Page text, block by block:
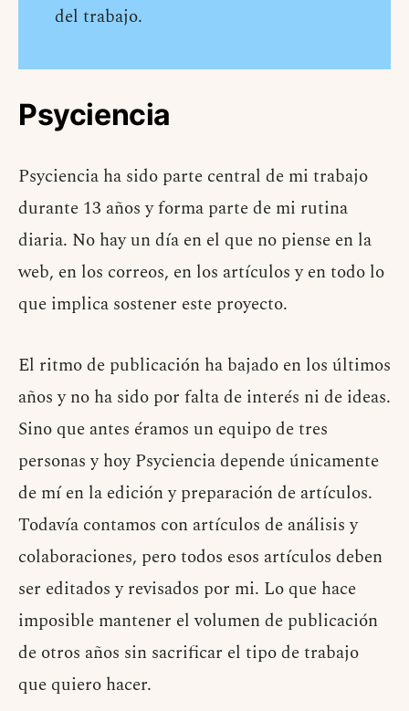
del trabajo.
Psyciencia
Psyciencia ha sido parte central de mi trabajo
durante 13 años y forma parte de mi rutina
diaria. No hay un día en el que no piense en la
web, en los correos, en los artículos y en todo lo
que implica sostener este proyecto.
El ritmo de publicación ha bajado en los últimos
años y no ha sido por falta de interés ni de ideas.
Sino que antes éramos un equipo de tres
personas y hoy Psyciencia depende únicamente
de mí en la edición y preparación de artículos.
Todavía contamos con artículos de análisis y
colaboraciones, pero todos esos artículos deben
ser editados y revisados por mi. Lo que hace
imposible mantener el volumen de publicación
de otros años sin sacrificar el tipo de trabajo
que quiero hacer.